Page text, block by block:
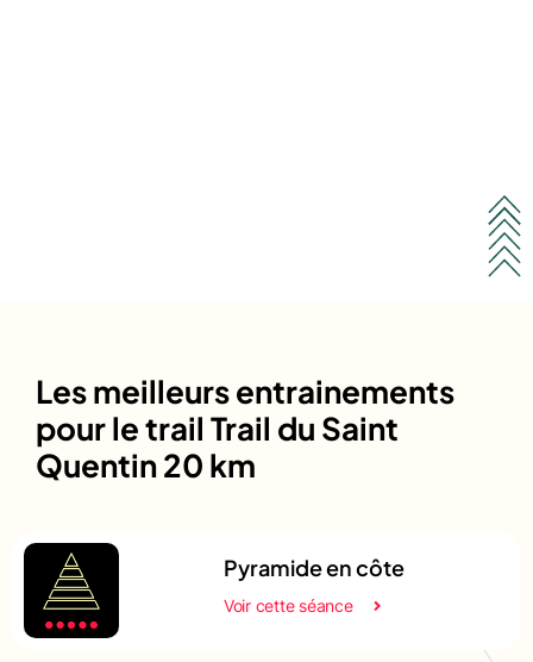
Les meilleurs entrainements
pour le trail Trail du Saint
Quentin 20 km
Pyramide en côte
Voir cette séance